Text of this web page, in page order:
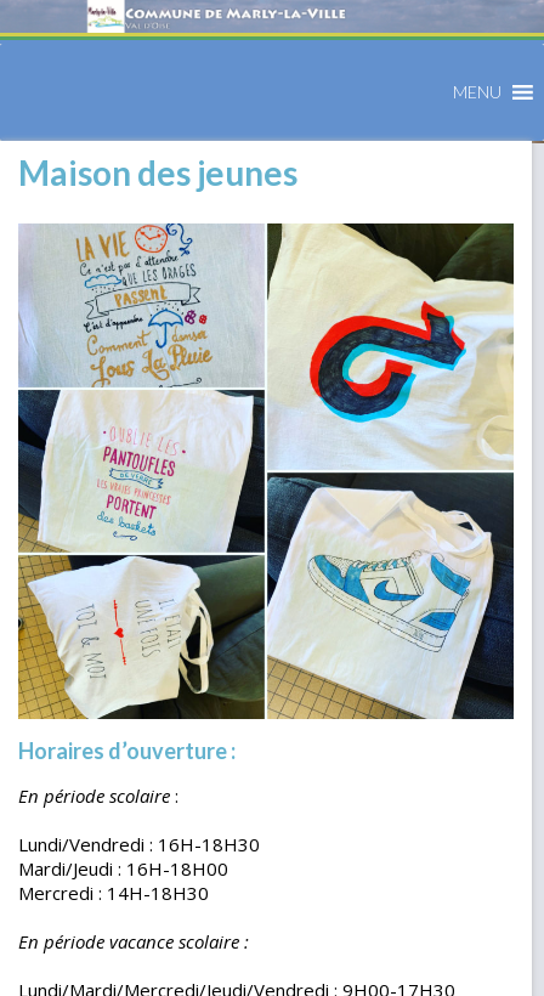
MENU
Maison des jeunes
Horaires d’ouverture :
En période scolaire :
Lundi/Vendredi : 16H-18H30
Mardi/Jeudi : 16H-18H00
Mercredi : 14H-18H30
En période vacance scolaire :
Lundi/Mardi/Mercredi/Jeudi/Vendredi : 9H00-17H30